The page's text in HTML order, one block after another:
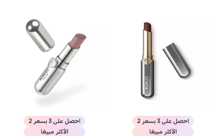
احصل على 3 بسعر 2
الأكثر مبيعًا
احصل على 3 بسعر 2
الأكثر مبيعًا